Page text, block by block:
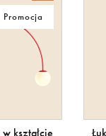
Promocja
kształcie